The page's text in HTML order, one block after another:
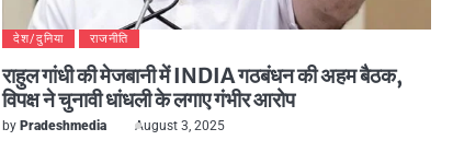
देश/दुनिया राजनीति
राहुल गांधी की मेजबानी में INDIA गठबंधन की अहम बैठक,
विपक्ष ने चुनावी धांधली के लगाए गंभीर आरोप
by Pradeshmedia August 3, 2025